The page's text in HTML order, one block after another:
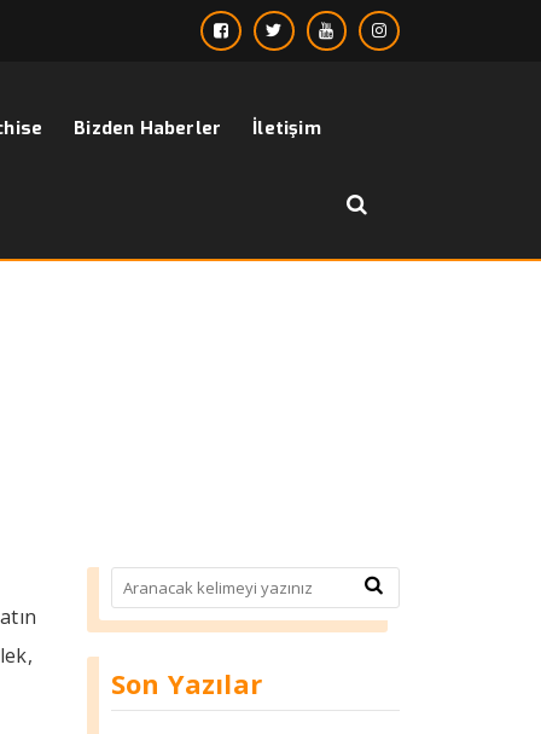
Bizden Haberler İletişim
Son Yazılar